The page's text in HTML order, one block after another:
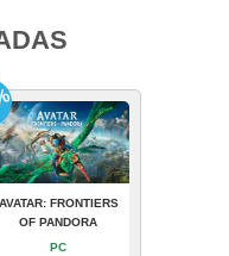
AVATAR: FRONTIERS
OF PANDORA
PC